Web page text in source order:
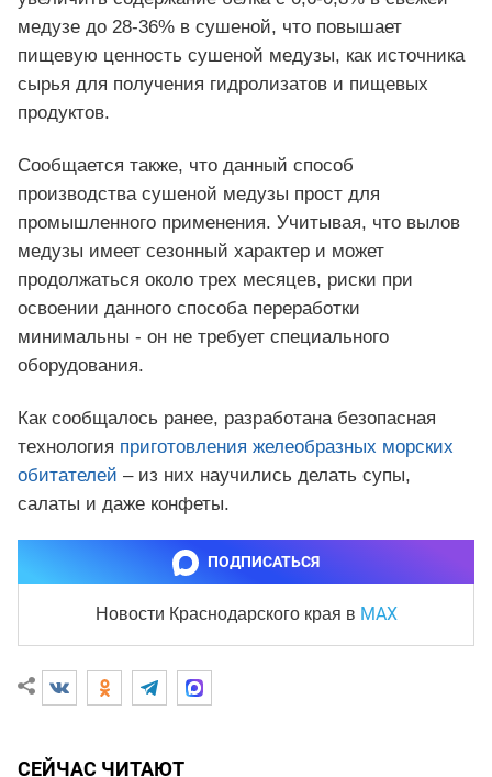
медузе до 28-36% в сушеной, что повышает
пищевую ценность сушеной медузы, как источника
сырья для получения гидролизатов и пищевых
продуктов.
Сообщается также, что данный способ
производства сушеной медузы прост для
промышленного применения. Учитывая, что вылов
медузы имеет сезонный характер и может
продолжаться около трех месяцев, риски при
освоении данного способа переработки
минимальны - он не требует специального
оборудования.
Как сообщалось ранее, разработана безопасная
технология приготовления желеобразных морских
обитателей – из них научились делать супы,
салаты и даже конфеты.
ПОДПИСАТЬСЯ
Новости Краснодарского края в MAX
СЕЙЧАС ЧИТАЮТ